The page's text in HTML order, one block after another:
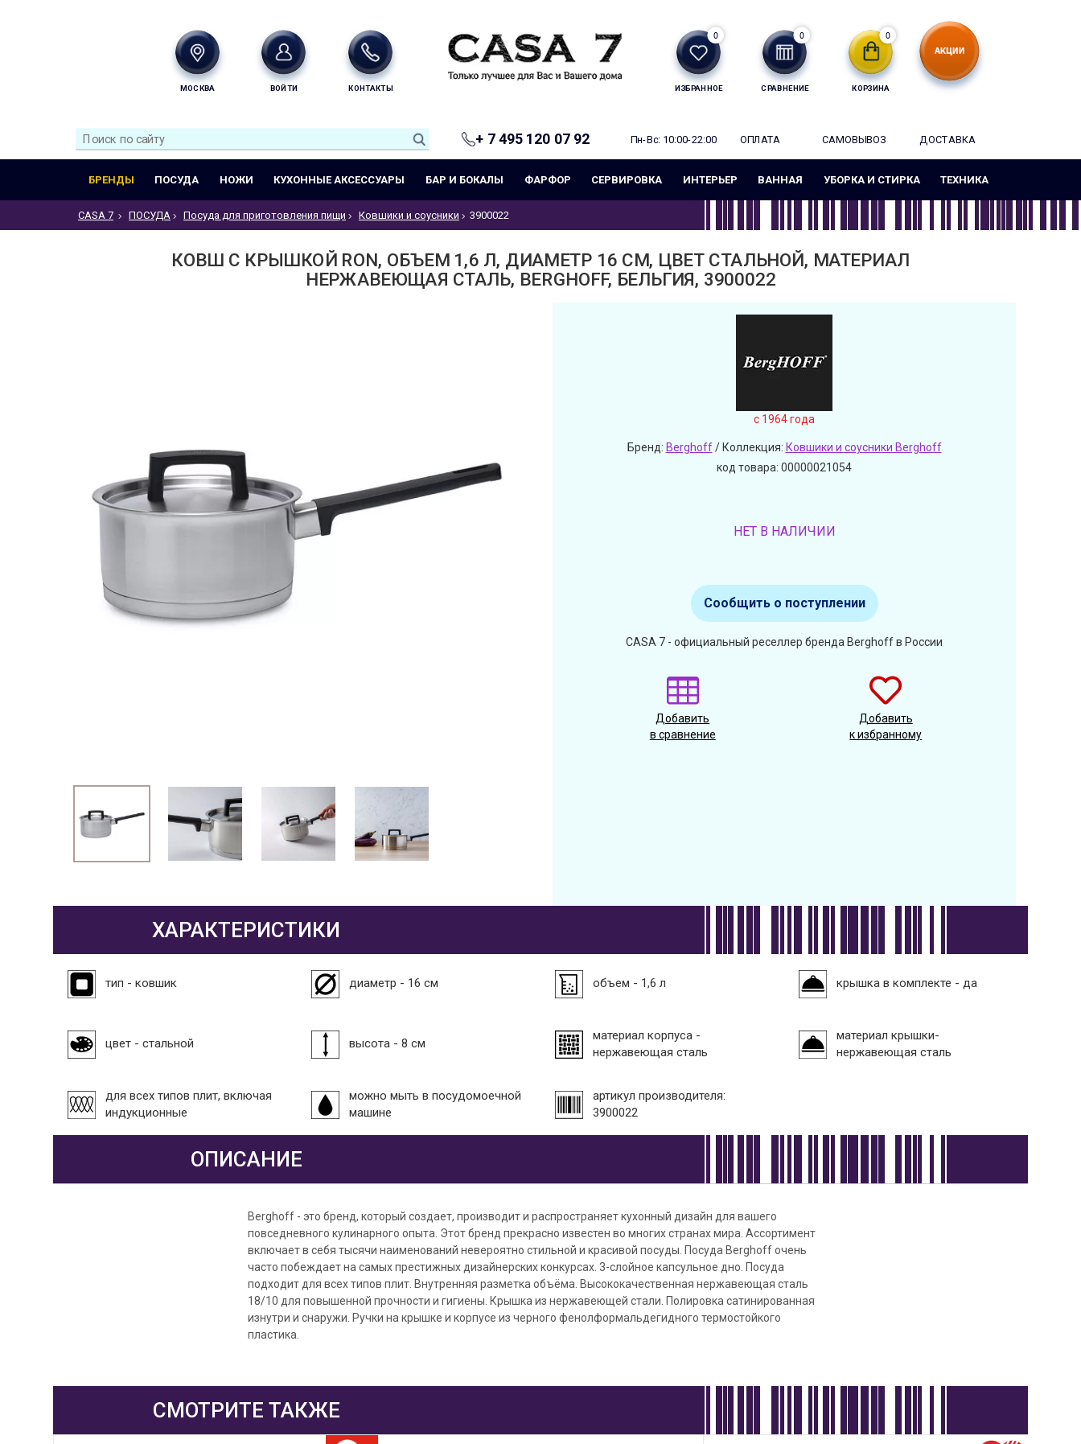
МОСКВА ВОЙТИ КОНТАКТЫ ИЗБРАННОЕ
0
СРАВНЕНИЕ
0
КОРЗИНА
0
+ 7 495 120 07 92 Пн-Вс: 10:00-22:00 ОПЛАТА САМОВЫВОЗ ДОСТАВКА
БРЕНДЫ ПОСУДА НОЖИ КУХОННЫЕ АКСЕССУАРЫ БАР И БОКАЛЫ ФАРФОР СЕРВИРОВКА ИНТЕРЬЕР ВАННАЯ УБОРКА И СТИРКА ТЕХНИКА
CASA 7 ПОСУДА Посуда для приготовления пищи Ковшики и соусники 3900022
КОВШ С КРЫШКОЙ RON, ОБЪЕМ 1,6 Л, ДИАМЕТР 16 СМ, ЦВЕТ СТАЛЬНОЙ, МАТЕРИАЛ
НЕРЖАВЕЮЩАЯ СТАЛЬ, BERGHOFF, БЕЛЬГИЯ, 3900022
c 1964 года
Бренд: Berghoff/ Коллекция: Ковшики и соусники Berghoff
код товара: 00000021054
НЕТ В НАЛИЧИИ
Сообщить о поступлении
CASA 7 - официальный реселлер бренда Berghoff в России
Добавить
в сравнение
Добавить
к избранному
ХАРАКТЕРИСТИКИ
тип - ковшик диаметр - 16 см объем - 1,6 л крышка в комплекте - да
цвет - стальной высота - 8 см
материал корпуса -
нержавеющая сталь
материал крышки-
нержавеющая сталь
для всех типов плит, включая
индукционные
можно мыть в посудомоечной
машине
артикул производителя:
3900022
ОПИСАНИЕ
Berghoff - это бренд, который создает, производит и распространяет кухонный дизайн для вашего
повседневного кулинарного опыта. Этот бренд прекрасно известен во многих странах мира. Ассортимент
включает в себя тысячи наименований невероятно стильной и красивой посуды. Посуда Berghoff очень
часто побеждает на самых престижных дизайнерских конкурсах. 3-слойное капсульное дно. Посуда
подходит для всех типов плит. Внутренняя разметка объёма. Высококачественная нержавеющая сталь
18/10 для повышенной прочности и гигиены. Крышка из нержавеющей стали. Полировка сатинированная
изнутри и снаружи. Ручки на крышке и корпусе из черного фенолформальдегидного термостойкого
пластика.
СМОТРИТЕ ТАКЖЕ